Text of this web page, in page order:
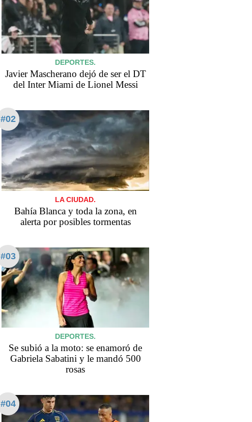
DEPORTES.
Javier Mascherano dejó de ser el DT
del Inter Miami de Lionel Messi
#02
LA CIUDAD.
Bahía Blanca y toda la zona, en
alerta por posibles tormentas
#03
DEPORTES.
Se subió a la moto: se enamoró de
Gabriela Sabatini y le mandó 500
rosas
#04